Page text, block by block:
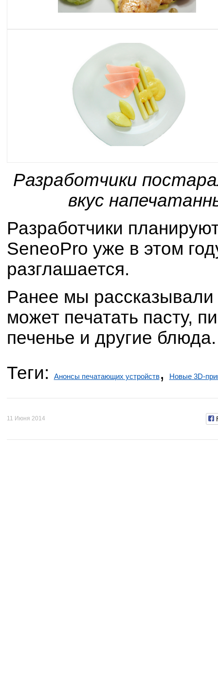
Разработчики
вкус
Разработчики
SeneoPro уже в этом
разглашается.
Ранее мы
может печатать пасту,
печенье и другие блюда.
Теги:
Анонсы печатающих устройств, Новые 3D-
11 Июня 2014